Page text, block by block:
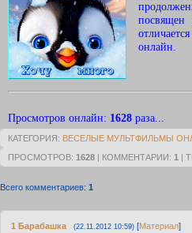
онлайн.
Просмотров онлайн: 1628 раза...
КАТЕГОРИЯ: ВЕСЕЛЫЕ МУЛЬТФИЛЬМЫ
ПРОСМОТРОВ: 1628 | КОММЕНТАРИИ: 1 |
Всего комментариев: 1
1 Барабашка (22.11.2012 10:59) [Материал]